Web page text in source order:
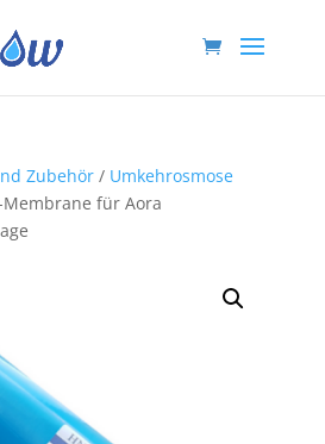
Zubehör/ Umkehrosmose
für Aora